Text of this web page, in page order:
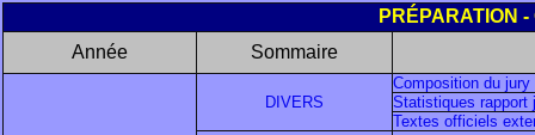
PRÉPARATION -
Année
Sommaire
DIVERS
Composition du
Statistiques rapport
Textes officiels